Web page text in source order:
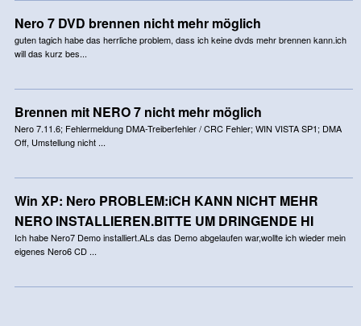
Nero 7 DVD brennen nicht mehr möglich
guten tagich habe das herrliche problem, dass ich keine dvds mehr brennen kann.ich
will das kurz bes...
Brennen mit NERO 7 nicht mehr möglich
Nero 7.11.6; Fehlermeldung DMA-Treiberfehler / CRC Fehler; WIN VISTA SP1; DMA
Off, Umstellung nicht ...
Win XP: Nero PROBLEM:iCH KANN NICHT MEHR
NERO INSTALLIEREN.BITTE UM DRINGENDE HI
Ich habe Nero7 Demo installiert.ALs das Demo abgelaufen war,wollte ich wieder mein
eigenes Nero6 CD ...